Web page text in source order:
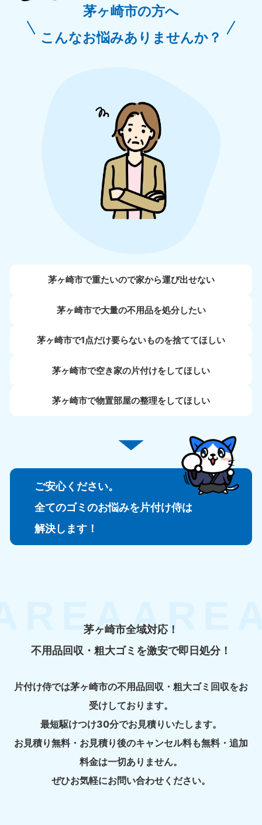
茅ヶ崎市の方へ
こんなお悩みありませんか？
茅ヶ崎市で重たいので家から運び出せない
茅ヶ崎市で大量の不用品を処分したい
茅ヶ崎市で1点だけ要らないものを捨ててほしい
茅ヶ崎市で空き家の片付けをしてほしい
茅ヶ崎市で物置部屋の整理をしてほしい
ご安心ください。
全てのゴミのお悩みを片付け侍は
解決します！
茅ヶ崎市全域対応！
不用品回収・粗大ゴミを激安で即日処分！
片付け侍では茅ヶ崎市の不用品回収・粗大ゴミ回収をお
受けしております。
最短駆けつけ30分でお見積りいたします。
お見積り無料・お見積り後のキャンセル料も無料・追加
料金は一切ありません。
ぜひお気軽にお問い合わせください。